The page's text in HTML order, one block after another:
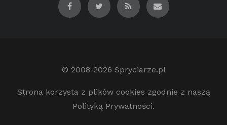
© 2008-2026 Spryciarze.pl
Strona korzysta z plików cookies zgodnie z naszą
Polityką Prywatności.